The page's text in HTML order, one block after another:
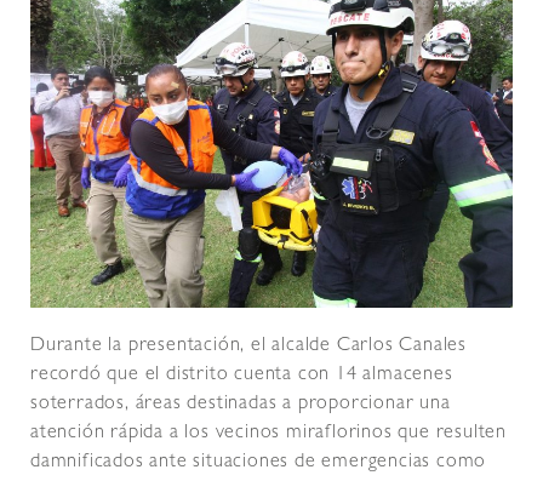
Durante la presentación, el alcalde Carlos Canales
recordó que el distrito cuenta con 14 almacenes
soterrados, áreas destinadas a proporcionar una
atención rápida a los vecinos miraflorinos que resulten
damnificados ante situaciones de emergencias como